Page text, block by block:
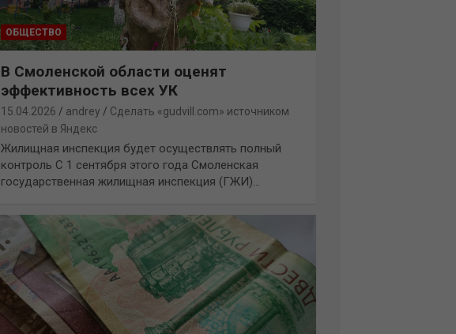
ОБЩЕСТВО
В Смоленской области оценят
эффективность всех УК
15.04.2026 andrey
Сделать «gudvill.com» источником
новостей в Яндекс
Жилищная инспекция будет осуществлять полный
контроль С 1 сентября этого года Смоленская
государственная жилищная инспекция (ГЖИ)…